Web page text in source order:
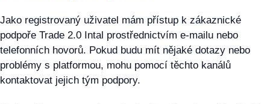
Jako registrovaný uživatel mám přístup k zákaznické
podpoře Trade 2.0 Intal prostřednictvím e-mailu nebo
telefonních hovorů. Pokud budu mít nějaké dotazy nebo
problémy s platformou, mohu pomocí těchto kanálů
kontaktovat jejich tým podpory.